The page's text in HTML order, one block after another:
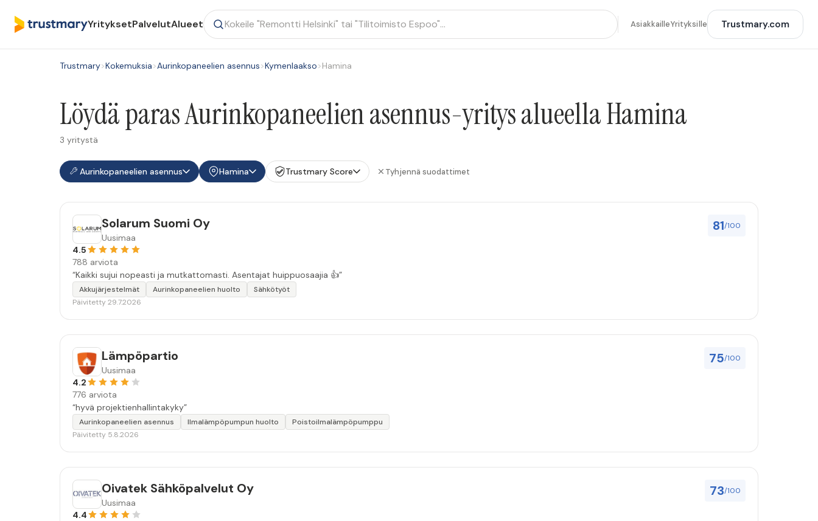
YrityksetPalvelutAlueet AsiakkailleYrityksille Trustmary.com
Trustmary>Kokemuksia>Aurinkopaneelien asennus>Kymenlaakso>Hamina
Löydä paras Aurinkopaneelien asennus-yritys alueella Hamina
3 yritystä
Aurinkopaneelien asennus Hamina Trustmary Score Tyhjennä suodattimet
81/100
Solarum Suomi Oy
Uusimaa
4.5
788 arviota
“Kaikki sujui nopeasti ja mutkattomasti. Asentajat huippuosaajia 👍”
Akkujärjestelmät Aurinkopaneelien huolto
Sähkötyöt
Päivitetty 29.7.2026
75/100
Lämpöpartio
Uusimaa
4.2
776 arviota
“hyvä projektienhallintakyky”
Aurinkopaneelien asennus Ilmalämpöpumpun huolto
Poistoilmalämpöpumppu
Päivitetty 5.8.2026
73/100
Oivatek Sähköpalvelut Oy
Uusimaa
4.4